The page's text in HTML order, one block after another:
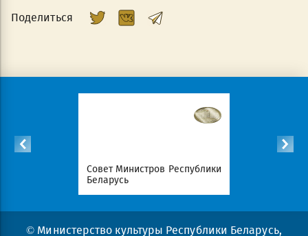
Поделиться
Совет Министров Республики
Беларусь
© Министерство культуры Республики Беларусь,